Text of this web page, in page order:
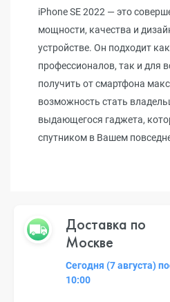
iPhone SE 2022 — это
мощности, качества и
устройстве. Он подходит
профессионалов, так и для
получить от смартфона
возможность стать
выдающегося гаджета,
спутником в Вашем
Доставка по
Москве
Сегодня (7 августа)
10:00